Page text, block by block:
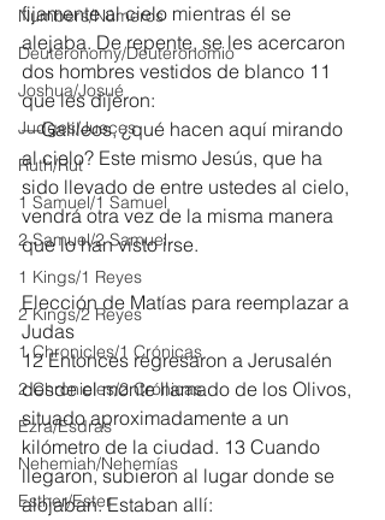
Numbers/Números
Deuteronomy/Deuteronomio
Joshua/Josué
Judges/Jueces
Ruth/Rut
1 Samuel/1 Samuel
2 Samuel/2 Samuel
1 Kings/1 Reyes
2 Kings/2 Reyes
1 Chronicles/1 Crónicas
2 Chronicles/2 Crónicas
Ezra/Esdras
Nehemiah/Nehemías
Esther/Ester
fijamente al cielo mientras él se
alejaba. De repente, se les acercaron
dos hombres vestidos de blanco 11
que les dijeron:
—Galileos, ¿qué hacen aquí mirando
al cielo? Este mismo Jesús, que ha
sido llevado de entre ustedes al cielo,
vendrá otra vez de la misma manera
que lo han visto irse.
Elección de Matías para reemplazar a
Judas
12 Entonces regresaron a Jerusalén
desde el monte llamado de los Olivos,
situado aproximadamente a un
kilómetro de la ciudad. 13 Cuando
llegaron, subieron al lugar donde se
alojaban. Estaban allí: